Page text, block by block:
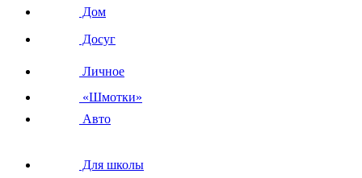
Дом
Досуг
Личное
«Шмотки»
Авто
Для школы